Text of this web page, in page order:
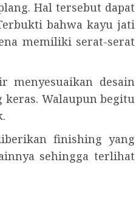
Hal tersebut dapat
bahwa kayu jati
memiliki serat-serat
menyesuaikan desain
Walaupun begitu
finishing yang
sehingga terlihat